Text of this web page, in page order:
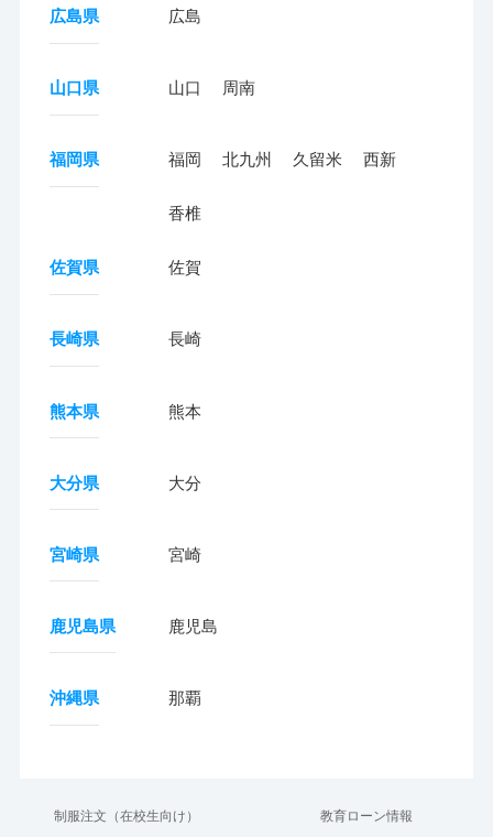
広島県 広島
山口県 山口 周南
福岡県 福岡 北九州 久留米 西新
香椎
佐賀県 佐賀
長崎県 長崎
熊本県 熊本
大分県 大分
宮崎県 宮崎
鹿児島県 鹿児島
沖縄県 那覇
制服注文（在校生向け） 教育ローン情報